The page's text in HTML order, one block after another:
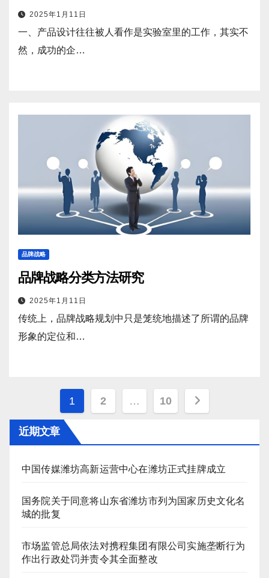
2025年1月11日
一、产品设计往往被人看作是实验室里的工作，其实不
然，成功的企…
品牌战略
品牌战略分类方法研究
2025年1月11日
传统上，品牌战略规划中只是笼统地描述了所谓的品牌
形象的定位和…
文
章
分
页
1 2 … 10
近期文章
中国传媒潍坊高新运营中心在潍坊正式挂牌成立
国务院关于同意将山东省潍坊市列为国家历史文化名
城的批复
市场监管总局依法对携程集团有限公司实施垄断行为
作出行政处罚并责令其全面整改